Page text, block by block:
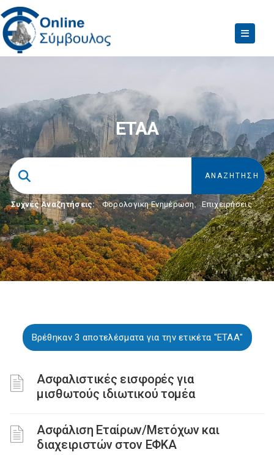
ΕΤΑΑ
Συχνές Αναζητήσεις: Φορολογικη Ενημέρωση, Επιχειρήσεις
Βρέθηκαν 3 αποτελέσματα για την ετικέτα "ΕΤΑΑ"
Ασφαλιστικές εισφορές για
μισθωτούς ιδιωτικού τομέα
Ασφάλιση Εταίρων/Μετόχων και
διαχειριστών στον ΕΦΚΑ